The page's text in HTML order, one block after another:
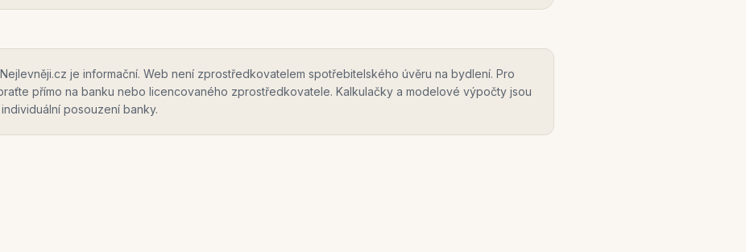
je informační. Web není zprostředkovatelem spotřebitelského úvěru na bydlení. Pro
přímo na banku nebo licencovaného zprostředkovatele. Kalkulačky a modelové výpočty jsou
posouzení banky.